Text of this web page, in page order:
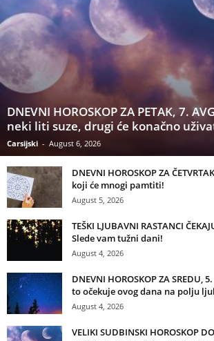
DNEVNI HOROSKOP ZA PETAK, 7.
neki liti suze, drugi će konačno
Carsijski - August 6, 2026
DNEVNI HOROSKOP ZA
koji će mnogi pamtiti!
August 5, 2026
TEŠKI LJUBAVNI RASTANCI
Slede vam tužni dani!
August 4, 2026
DNEVNI HOROSKOP ZA SREDU,
to očekuje ovog dana na polju
August 4, 2026
VELIKI SUDBINSKI HOROSKOP